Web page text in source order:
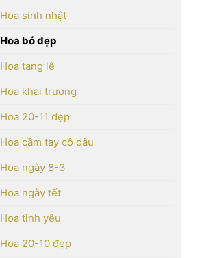
Hoa sinh nhật
Hoa bó đẹp
Hoa tang lễ
Hoa khai trương
Hoa 20-11 đẹp
Hoa cầm tay cô dâu
Hoa ngày 8-3
Hoa ngày tết
Hoa tình yêu
Hoa 20-10 đẹp